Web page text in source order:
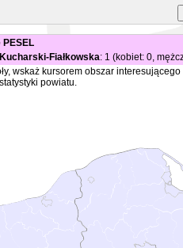
PESEL
Fiałkowska: 1 (kobiet: 0,
wskaż kursorem obszar
powiatu.